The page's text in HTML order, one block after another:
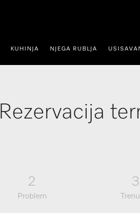
KUHINJA NJEGA RUBLJA
Rezervacija
2
Problem
3